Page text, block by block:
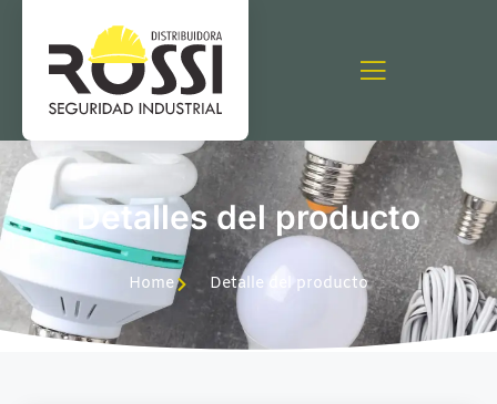
Detalles del producto
Home Detalle del producto